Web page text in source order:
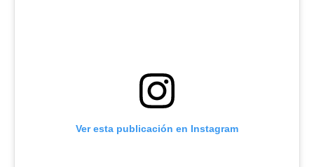
Ver esta publicación en Instagram